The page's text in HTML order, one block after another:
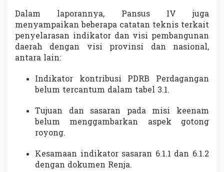
Dalam laporannya, Pansus IV juga
menyampaikan beberapa catatan teknis terkait
penyelarasan indikator dan visi pembangunan
daerah dengan visi provinsi dan nasional,
antara lain:
Indikator kontribusi PDRB Perdagangan
belum tercantum dalam tabel 3.1.
Tujuan dan sasaran pada misi keenam
belum menggambarkan aspek gotong
royong.
Kesamaan indikator sasaran 6.1.1 dan 6.1.2
dengan dokumen Renja.